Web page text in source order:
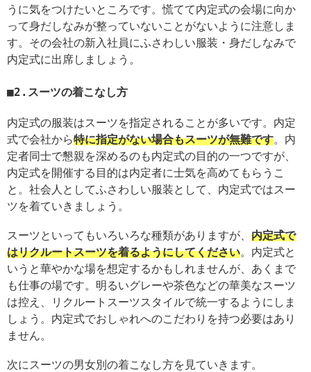
うに気をつけたいところです。慌てて内定式の会場に向か
って身だしなみが整っていないことがないように注意しま
す。その会社の新入社員にふさわしい服装・身だしなみで
内定式に出席しましょう。
2.スーツの着こなし方
内定式の服装はスーツを指定されることが多いです。内定
式で会社から特に指定がない場合もスーツが無難です。内
定者同士で懇親を深めるのも内定式の目的の一つですが、
内定式を開催する目的は内定者に士気を高めてもらうこ
と。社会人としてふさわしい服装として、内定式ではスー
ツを着ていきましょう。
スーツといってもいろいろな種類がありますが、 内定式で
はリクルートスーツを着るようにしてください。内定式と
いうと華やかな場を想定するかもしれませんが、あくまで
も仕事の場です。明るいグレーや茶色などの華美なスーツ
は控え、リクルートスーツスタイルで統一するようにしま
しょう。内定式でおしゃれへのこだわりを持つ必要はあり
ません。
次にスーツの男女別の着こなし方を見ていきます。